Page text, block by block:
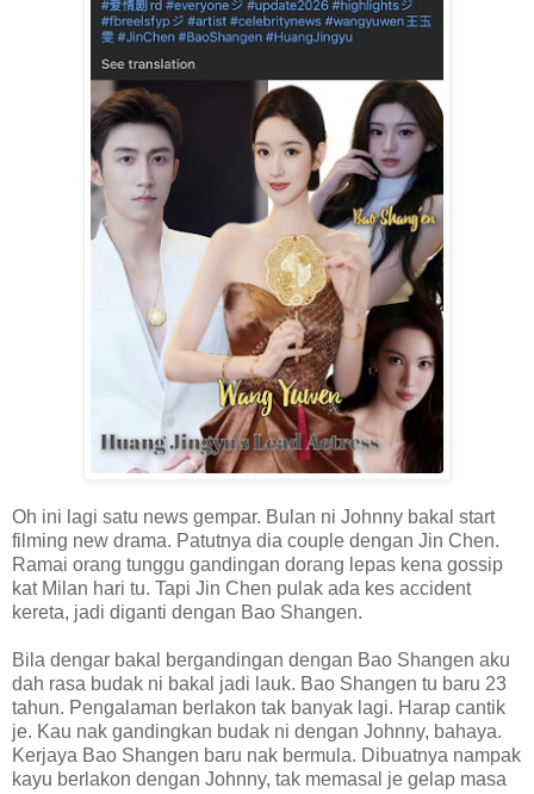
Oh ini lagi satu news gempar. Bulan ni Johnny bakal start
filming new drama. Patutnya dia couple dengan Jin Chen.
Ramai orang tunggu gandingan dorang lepas kena gossip
kat Milan hari tu. Tapi Jin Chen pulak ada kes accident
kereta, jadi diganti dengan Bao Shangen.
Bila dengar bakal bergandingan dengan Bao Shangen aku
dah rasa budak ni bakal jadi lauk. Bao Shangen tu baru 23
tahun. Pengalaman berlakon tak banyak lagi. Harap cantik
je. Kau nak gandingkan budak ni dengan Johnny, bahaya.
Kerjaya Bao Shangen baru nak bermula. Dibuatnya nampak
kayu berlakon dengan Johnny, tak memasal je gelap masa